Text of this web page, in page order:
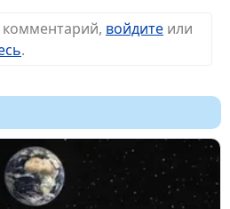
войдите или
.